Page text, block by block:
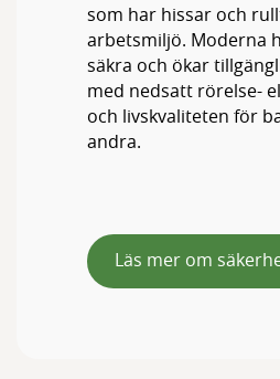
som har hissar och
arbetsmiljö. Moderna
säkra och ökar
med nedsatt rörelse-
och livskvaliteten för
andra.
Läs mer om